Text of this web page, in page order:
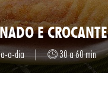
E CROCANTE
a-dia | 30 a 60 min